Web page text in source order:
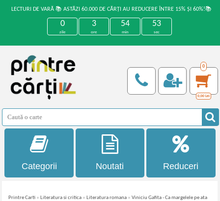
LECTURI DE VARĂ 📚 ASTĂZI 60.000 DE CĂRȚI AU REDUCERE ÎNTRE 15% ȘI 60%!📚
0
zile
3
ore
54
min
53
sec
0
0,00 Lei
Categorii Noutati Reduceri
Printre Carti » Literatura si critica » Literatura romana »Viniciu Gafita - Ca margelele pe ata